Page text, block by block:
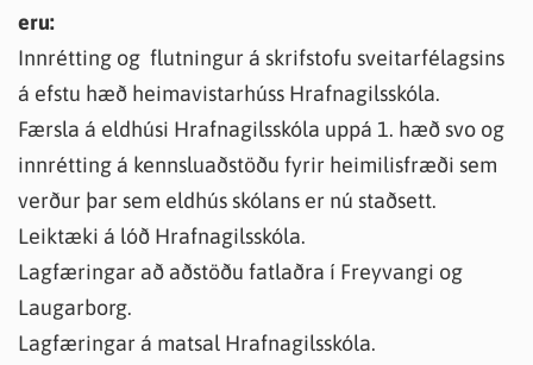
eru:
Innrétting og flutningur á skrifstofu sveitarfélagsins
á efstu hæð heimavistarhúss Hrafnagilsskóla.
Færsla á eldhúsi Hrafnagilsskóla uppá 1. hæð svo og
innrétting á kennsluaðstöðu fyrir heimilisfræði sem
verður þar sem eldhús skólans er nú staðsett.
Leiktæki á lóð Hrafnagilsskóla.
Lagfæringar að aðstöðu fatlaðra í Freyvangi og
Laugarborg.
Lagfæringar á matsal Hrafnagilsskóla.